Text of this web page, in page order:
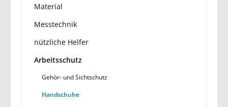
Material
Messtechnik
nützliche Helfer
Arbeitsschutz
Gehör- und Sichtschutz
Handschuhe